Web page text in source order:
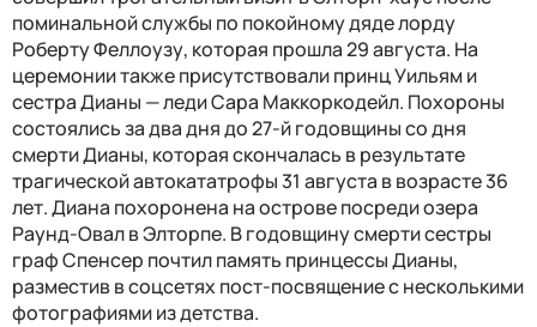
поминальной службы по покойному дяде лорду
Роберту Феллоузу, которая прошла 29 августа. На
церемонии также присутствовали принц Уильям и
сестра Дианы — леди Сара Маккоркодейл. Похороны
состоялись за два дня до 27-й годовщины со дня
смерти Дианы, которая скончалась в результате
трагической автокататрофы 31 августа в возрасте 36
лет. Диана похоронена на острове посреди озера
Раунд-Овал в Элторпе. В годовщину смерти сестры
граф Спенсер почтил память принцессы Дианы,
разместив в соцсетях пост-посвящение с несколькими
фотографиями из детства.